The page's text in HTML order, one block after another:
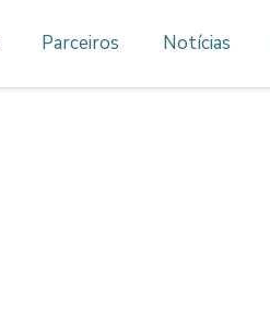
Parceiros Notícias